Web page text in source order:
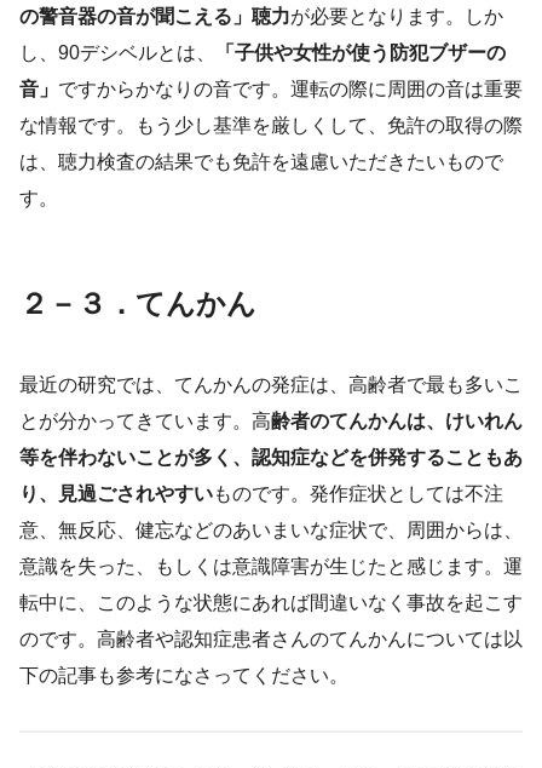
の警音器の音が聞こえる」聴力が必要となります。しか
し、90デシベルとは、
「子供や女性が使う防犯ブザーの
音」 ですからかなりの音です。運転の際に周囲の音は重要
な情報です。もう少し基準を厳しくして、免許の取得の際
は、聴力検査の結果でも免許を遠慮いただきたいもので
す。
２－３．てんかん
最近の研究では、てんかんの発症は、高齢者で最も多いこ
とが分かってきています。高齢者のてんかんは、けいれん
等を伴わないことが多く、認知症などを併発することもあ
り、見過ごされやすいものです。発作症状としては不注
意、無反応、健忘などのあいまいな症状で、周囲からは、
意識を失った、もしくは意識障害が生じたと感じます。運
転中に、このような状態にあれば間違いなく事故を起こす
のです。高齢者や認知症患者さんのてんかんについては以
下の記事も参考になさってください。